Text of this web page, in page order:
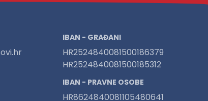
IBAN - GRAĐANI
HR2524840081500186379
HR2524840081500185312
IBAN - PRAVNE OSOBE
HR8624840081105480641